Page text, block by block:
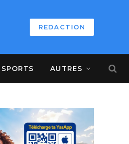
REDACTION
SPORTS AUTRES